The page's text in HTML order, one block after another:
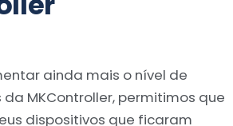
ainda mais o nível de
MKController, permitimos que
dispositivos que ficaram